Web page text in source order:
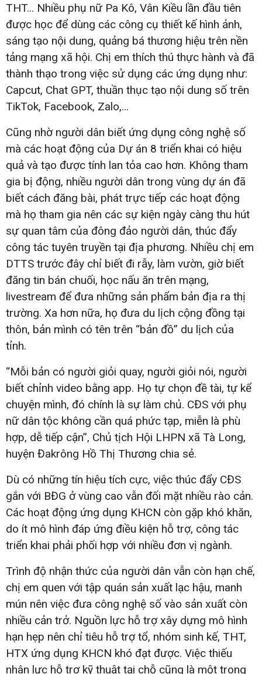
THT... Nhiều phụ nữ Pa Kô, Vân Kiều lần đầu tiên
được học để dùng các công cụ thiết kế hình ảnh,
sáng tạo nội dung, quảng bá thương hiệu trên nền
tảng mạng xã hội. Chị em thích thú thực hành và đã
thành thạo trong việc sử dụng các ứng dụng như:
Capcut, Chat GPT, thuần thục tạo nội dung số trên
TikTok, Facebook, Zalo,...
Cũng nhờ người dân biết ứng dụng công nghệ số
mà các hoạt động của Dự án 8 triển khai có hiệu
quả và tạo được tính lan tỏa cao hơn. Không tham
gia bị động, nhiều người dân trong vùng dự án đã
biết cách đăng bài, phát trực tiếp các hoạt động
mà họ tham gia nên các sự kiện ngày càng thu hút
sự quan tâm của đông đảo người dân, thúc đẩy
công tác tuyên truyền tại địa phương. Nhiều chị em
DTTS trước đây chỉ biết đi rẫy, làm vườn, giờ biết
đăng tin bán chuối, học nấu ăn trên mạng,
livestream để đưa những sản phẩm bản địa ra thị
trường. Xa hơn nữa, họ đưa du lịch cộng đồng tại
thôn, bản mình có tên trên “bản đồ” du lịch của
tỉnh.
“Mỗi bản có người giỏi quay, người giỏi nói, người
biết chỉnh video bằng app. Họ tự chọn đề tài, tự kể
chuyện mình, đó chính là sự làm chủ. CĐS với phụ
nữ dân tộc không cần quá phức tạp, miễn là phù
hợp, dễ tiếp cận”, Chủ tịch Hội LHPN xã Tà Long,
huyện Đakrông Hồ Thị Thương chia sẻ.
Dù có những tín hiệu tích cực, việc thúc đẩy CĐS
gắn với BĐG ở vùng cao vẫn đối mặt nhiều rào cản.
Các hoạt động ứng dụng KHCN còn gặp khó khăn,
do ít mô hình đáp ứng điều kiện hỗ trợ, công tác
triển khai phải phối hợp với nhiều đơn vị ngành.
Trình độ nhận thức của người dân vẫn còn hạn chế,
chị em quen với tập quán sản xuất lạc hậu, manh
mún nên việc đưa công nghệ số vào sản xuất còn
nhiều cản trở. Nguồn lực hỗ trợ xây dựng mô hình
hạn hẹp nên chỉ tiêu hỗ trợ tổ, nhóm sinh kế, THT,
HTX ứng dụng KHCN khó đạt được. Việc thiếu
nhân lực hỗ trợ kỹ thuật tại chỗ cũng là một trong